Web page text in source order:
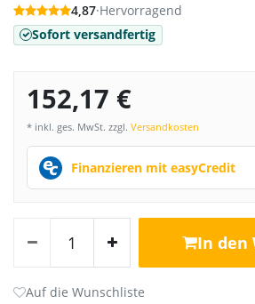
4,87·Hervorragend
Sofort versandfertig
152,17 €
* inkl. ges. MwSt. zzgl. Versandkosten
Finanzieren mit easyCredit
In den